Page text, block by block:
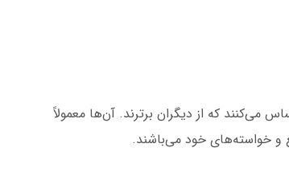
می‌کنند که از دیگران برترند. آن‌ها معمولاً
و خواسته‌های خود می‌باشند.